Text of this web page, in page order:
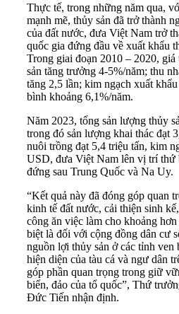
Thực tế, trong những năm qua,
mạnh mẽ, thủy sản đã trở thành
của đất nước, đưa Việt Nam trở
quốc gia đứng đầu về xuất khẩu
Trong giai đoạn 2010 – 2020,
sản tăng trưởng 4-5%/năm; thu
tăng 2,5 lần; kim ngạch xuất
bình khoảng 6,1%/năm.
Năm 2023, tổng sản lượng thủy
trong đó sản lượng khai thác đạt
nuôi trồng đạt 5,4 triệu tấn, kim
USD, đưa Việt Nam lên vị trí thứ
đứng sau Trung Quốc và Na Uy.
“Kết quả này đã đóng góp quan
kinh tế đất nước, cải thiện sinh
công ăn việc làm cho khoảng
biệt là đối với cộng đồng dân cư
nguồn lợi thủy sản ở các tỉnh
hiện diện của tàu cá và ngư dân
góp phần quan trọng trong giữ
biển, đảo của tổ quốc”, Thứ
Đức Tiến nhận định.